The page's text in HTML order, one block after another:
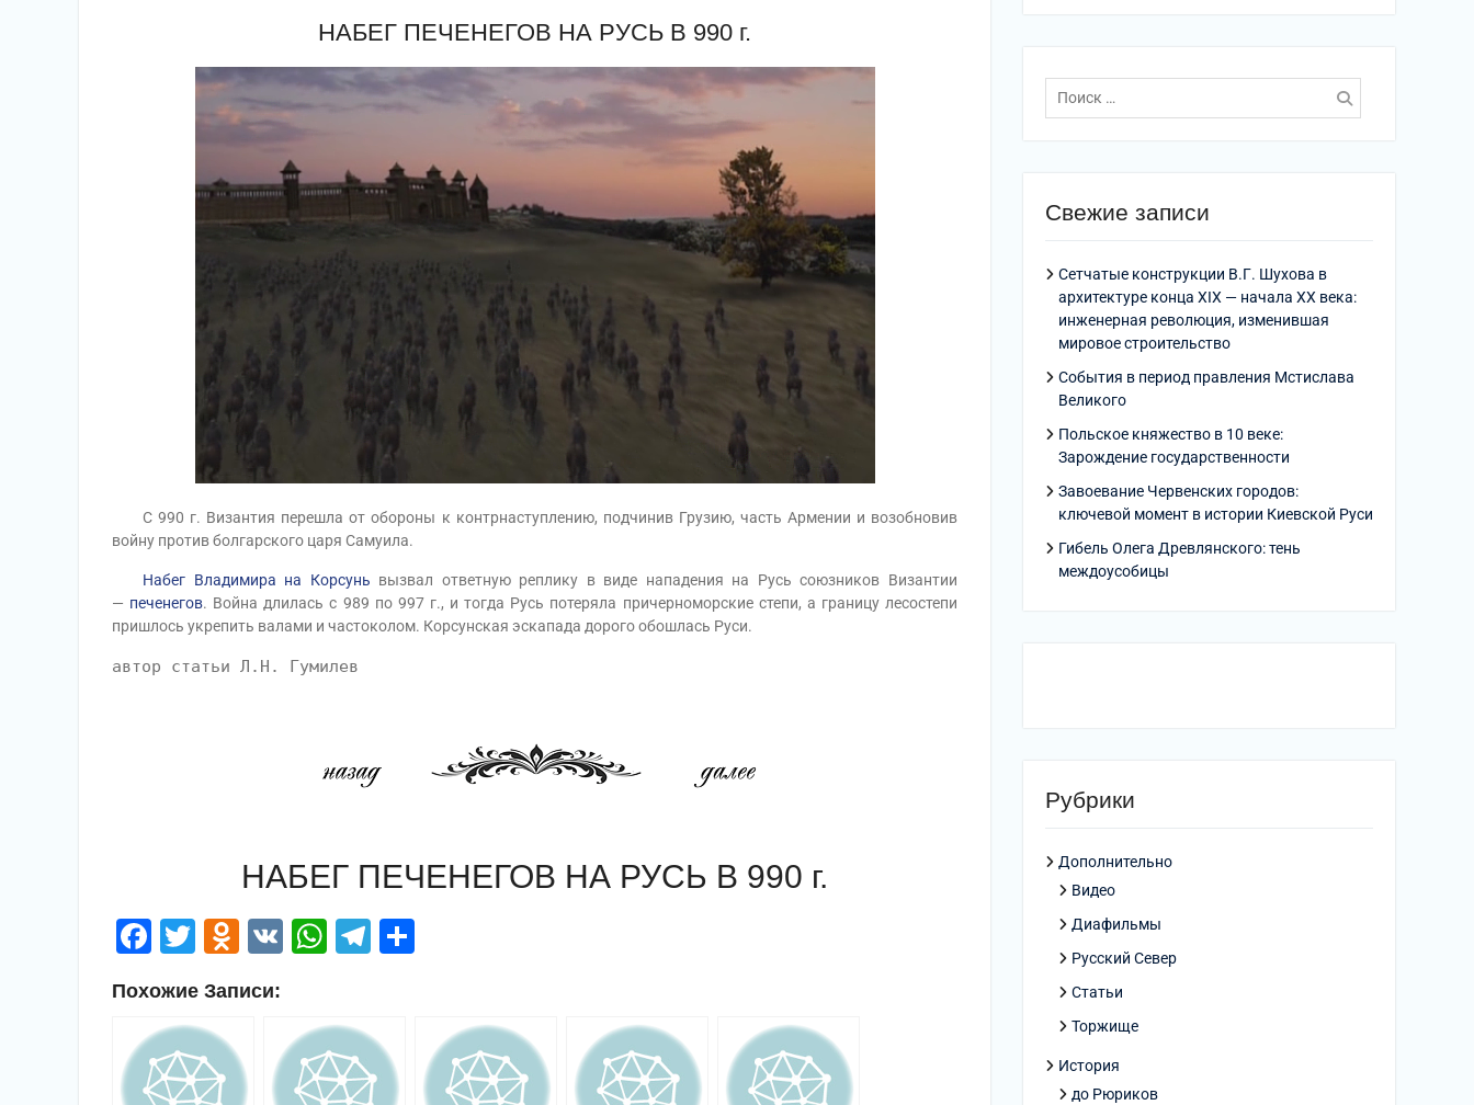
НАБЕГ ПЕЧЕНЕГОВ НА РУСЬ В 990 г.
С 990 г. Византия перешла от обороны к контрнаступлению, подчинив Грузию, часть Армении и возобновив
войну против болгарского царя Самуила.
Набег Владимира на Корсунь вызвал ответную реплику в виде нападения на Русь союзников Византии
— печенегов. Война длилась с 989 по 997 г., и тогда Русь потеряла причерноморские степи, а границу лесостепи
пришлось укрепить валами и частоколом. Корсунская эскапада дорого обошлась Руси.
автор статьи Л.Н. Гумилев
НАБЕГ ПЕЧЕНЕГОВ НА РУСЬ В 990 г.
Facebook
Twitter
Odnoklassniki
VK WhatsApp
Telegram
Похожие Записи:
Поиск
по:
Свежие записи
Сетчатые конструкции В.Г. Шухова в
архитектуре конца XIX — начала XX века:
инженерная революция, изменившая
мировое строительство
События в период правления Мстислава
Великого
Польское княжество в 10 веке:
Зарождение государственности
Завоевание Червенских городов:
ключевой момент в истории Киевской Руси
Гибель Олега Древлянского: тень
междоусобицы
Рубрики
Дополнительно
Видео
Диафильмы
Русский Север
Статьи
Торжище
История
до Рюриков